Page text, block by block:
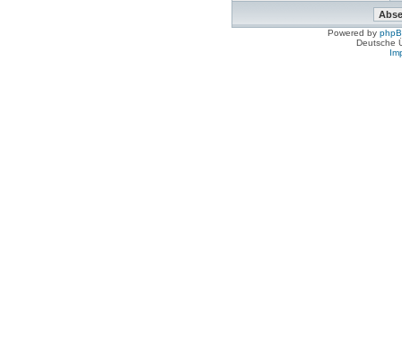
Powered by
Deutsche